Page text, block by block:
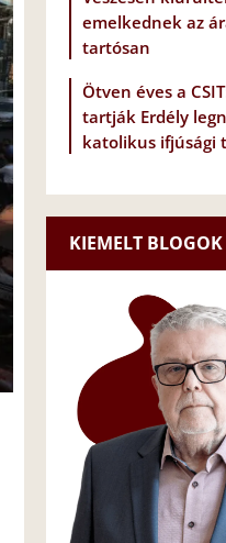
emelkednek az
tartósan
Ötven éves a
tartják Erdély
katolikus ifjúsági
KIEMELT BLOGOK